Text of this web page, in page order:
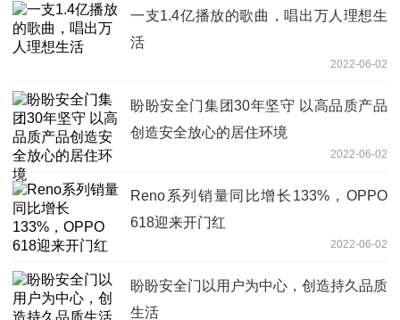
一支1.4亿播放的歌曲，唱出万人理想生
活
2022-06-02
盼盼安全门集团30年坚守 以高品质产品
创造安全放心的居住环境
2022-06-02
Reno系列销量同比增长133%，OPPO
618迎来开门红
2022-06-02
盼盼安全门以用户为中心，创造持久品质
生活